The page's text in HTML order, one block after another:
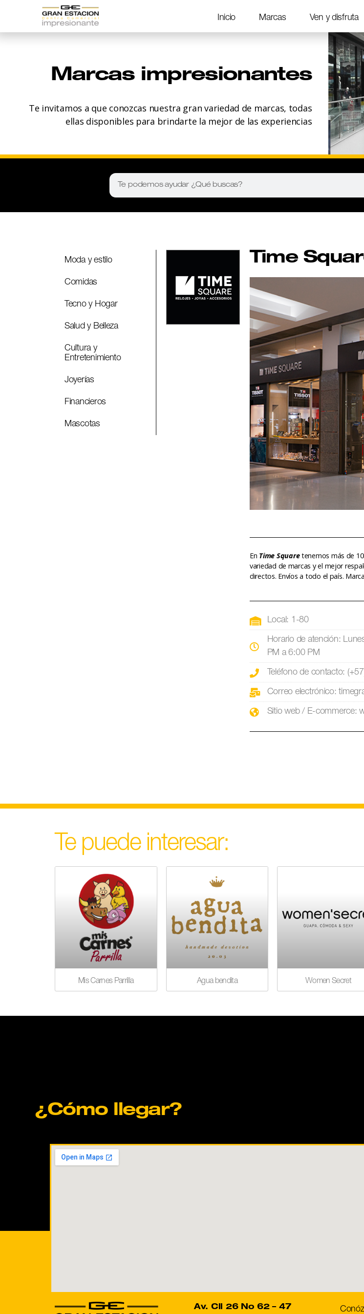
Inicio Marcas Ven y disfruta
Marcas impresionantes
Te invitamos a que conozcas nuestra gran variedad de marcas, todas
ellas disponibles para brindarte la mejor de las experiencias
Moda y estilo
Comidas
Tecno y Hogar
Salud y Belleza
Cultura y
Entretenimiento
Joyerías
Financieros
Mascotas
Time
En Time Squaretenemos más de
variedad de marcas y el mejor
directos. Envíos a todo el país.
Local: 1-80
Horario de atención:
PM a 6:00 PM
Teléfono de contacto:
Correo electrónico:
Sitio web / E-commerce:
Te puede interesar:
Mis Carnes Parrilla Agua bendita Women Secret
¿Cómo llegar?
Av. Cll 26 No 62 – 47